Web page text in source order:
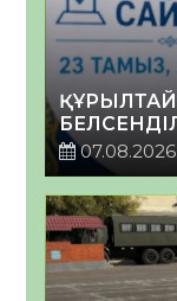
ҚҰРЫЛТАЙ
07.08.2026